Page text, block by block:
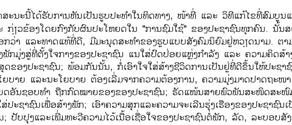
ະນະນີ້ໄດ້ຮັບການຫັນເປັນຮູບປະທຳໃນທິດທາງ, ໜ້າທີ່ ແລະ ວິທີແກ້ໄຂທີ່ສົມບູນ
ກ່ຽວຂ້ອງໂດຍກົງກັບຜົນປະໂຫຍດໃນ "ການຊົມໃຊ້" ຂອງປະຊາຊົນທຸກຄົນ. ນັ້ນ​ສ
ກວ່າ ແລະທາດແທ້ທີ່ດີ, ມີມະນຸດ​ສະທຳ​ຂອງ​ຮູບ​ແບບ​ສັງຄົມ​ນິຍົມ​ຢູ່​ຫວຽດນາມ. ຕ
ພັກມຸ່ງສູ່ທີ່ຕັ້ງ​​ໃຈກາງຂອງປະຊາຊົນ ແນໃສ່​ປົດ​ປ່ອຍ​ແຫຼ່ງກຳລັງ ​ແລະ ຄວາມຄິດ​ສ້
ດ​ຂອງ​ປະຊາຊົນ​; ພ້ອມ​ກັນ​ນັ້ນ, ກໍ່​ເອົາ​ໃຈ​ໃສ່​ສ້າງ​ຊີວິດ​ການ​ເປັນ​ຢູ່​ທີ່ດີຂຶ້ນໃຫ້​ປະຊາ
ຍບາຍ ​ແລະນະໂຍບາຍ​ ຕ້ອງ​ເລີ່ມ​ຈາກ​ຄວາມ​​ຕ້ອງການ, ຄວາມ​ມຸ່ງ​ມາດ​ປາດ​ຖະໜ
ດອັນຊອບທຳ ຖືກກົດໝາຍຂອງຂອງ​ປະຊາຊົນ​; ຮັດ​ແໜ້ນ​ສາຍ​ພົວ​ພັນ​ສະ​ໜິດ​ສະ​ໜົ
ສ່​ປະ​ຊາ​ຊົນເພື່ອ​ສ້າງ​ພັກ; ເອົາຄວາມສຸກແລະຄວາມຈະເລີນຮຸ່ງເຮືອງຂອງປະຊາຊົນ
; ປັບປຸງ​ແລະ​ເພີ່ມ​ທະວີ​ຄວາມ​ໄວ້​ເນື້ອ​ເຊື່ອ​ໃຈ​ຂອງ​ປະຊາຊົນ​ຕໍ່​ພັກ, ລັດ, ລະບອບ​ສັ